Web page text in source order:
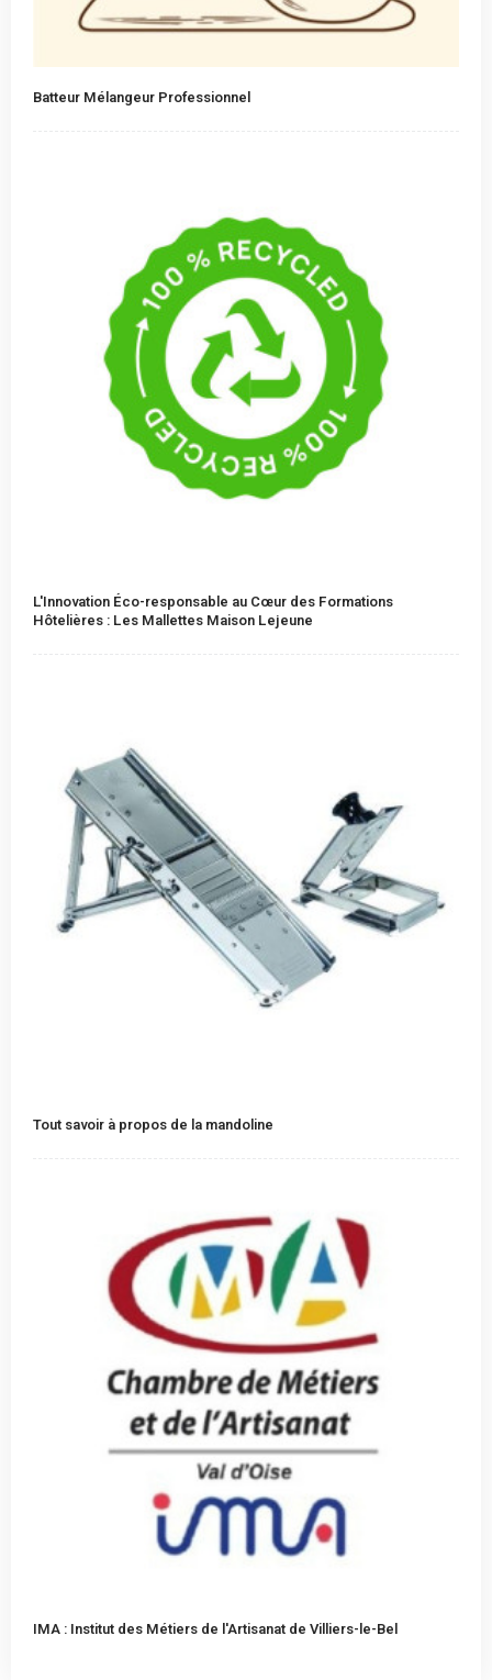
Batteur Mélangeur Professionnel
L'Innovation Éco-responsable au Cœur des Formations
Hôtelières : Les Mallettes Maison Lejeune
Tout savoir à propos de la mandoline
IMA : Institut des Métiers de l'Artisanat de Villiers-le-Bel